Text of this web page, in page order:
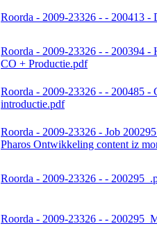
Roorda - 2009-23326 - - 200413 -
Roorda - 2009-23326 - - 200394 -
CO + Productie.pdf
Roorda - 2009-23326 - - 200485
introductie.pdf
Roorda - 2009-23326 - Job
Pharos Ontwikkeling content iz
Roorda - 2009-23326 - -
Roorda - 2009-23326 - -